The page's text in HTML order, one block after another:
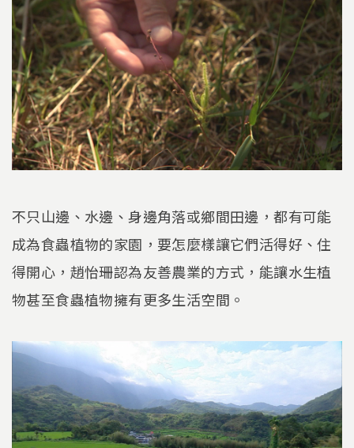
不只山邊、水邊、身邊角落或鄉間田邊，都有可能
成為食蟲植物的家園，要怎麼樣讓它們活得好、住
得開心，趙怡珊認為友善農業的方式，能讓水生植
物甚至食蟲植物擁有更多生活空間。